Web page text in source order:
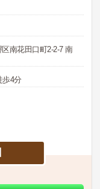
南花田口町2-2-7 南
歩4分